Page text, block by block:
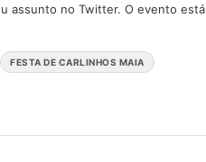
assunto no Twitter. O evento está
FESTA DE CARLINHOS MAIA